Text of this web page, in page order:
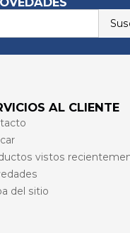
AL CLIENTE
vistos
del sitio